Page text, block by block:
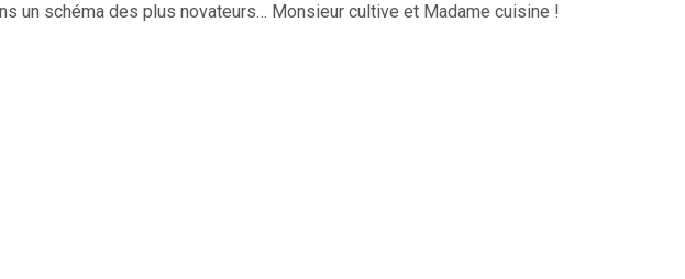
un schéma des plus novateurs… Monsieur cultive et Madame cuisine !